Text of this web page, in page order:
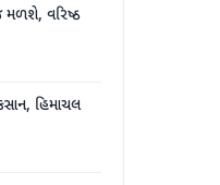
મળશે, વરિષ્ઠ
હિમાચલ